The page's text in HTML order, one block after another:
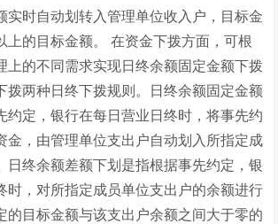
时自动划转入管理单位收入户，目标金
上的目标金额。 在资金下拨方面，可根
上的不同需求实现日终余额固定金额下拨
拨两种日终下拨规则。日终余额固定金额
约定，银行在每日营业日终时，将事先约
金，由管理单位支出户自动划入所指定成
日终余额差额下划是指根据事先约定，银
时，对所指定成员单位支出户的余额进行
的目标金额与该支出户余额之间大于零的